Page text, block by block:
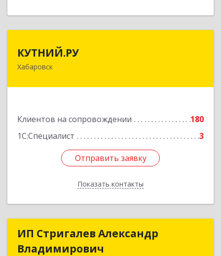
КУТНИЙ.РУ
Хабаровск
Клиентов на сопровождении
180
1С:Специалист
3
Отправить заявку
Показать контакты
680007, Хабаровский край, Хабаровск г,
Отправить заявку
Назад
ИП Стригалев Александр
Владимирович
ИП Стригалев Александр